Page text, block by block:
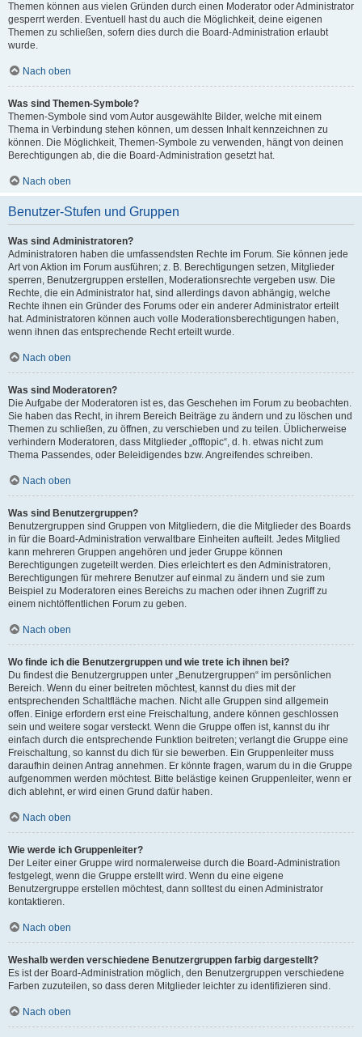
Themen können aus vielen Gründen durch einen Moderator oder Administrator
gesperrt werden. Eventuell hast du auch die Möglichkeit, deine eigenen
Themen zu schließen, sofern dies durch die Board-Administration erlaubt
wurde.
Nach oben
Was sind Themen-Symbole?
Themen-Symbole sind vom Autor ausgewählte Bilder, welche mit einem
Thema in Verbindung stehen können, um dessen Inhalt kennzeichnen zu
können. Die Möglichkeit, Themen-Symbole zu verwenden, hängt von deinen
Berechtigungen ab, die die Board-Administration gesetzt hat.
Nach oben
Benutzer-Stufen und Gruppen
Was sind Administratoren?
Administratoren haben die umfassendsten Rechte im Forum. Sie können jede
Art von Aktion im Forum ausführen; z. B. Berechtigungen setzen, Mitglieder
sperren, Benutzergruppen erstellen, Moderationsrechte vergeben usw. Die
Rechte, die ein Administrator hat, sind allerdings davon abhängig, welche
Rechte ihnen ein Gründer des Forums oder ein anderer Administrator erteilt
hat. Administratoren können auch volle Moderationsberechtigungen haben,
wenn ihnen das entsprechende Recht erteilt wurde.
Nach oben
Was sind Moderatoren?
Die Aufgabe der Moderatoren ist es, das Geschehen im Forum zu beobachten.
Sie haben das Recht, in ihrem Bereich Beiträge zu ändern und zu löschen und
Themen zu schließen, zu öffnen, zu verschieben und zu teilen. Üblicherweise
verhindern Moderatoren, dass Mitglieder „offtopic“, d. h. etwas nicht zum
Thema Passendes, oder Beleidigendes bzw. Angreifendes schreiben.
Nach oben
Was sind Benutzergruppen?
Benutzergruppen sind Gruppen von Mitgliedern, die die Mitglieder des Boards
in für die Board-Administration verwaltbare Einheiten aufteilt. Jedes Mitglied
kann mehreren Gruppen angehören und jeder Gruppe können
Berechtigungen zugeteilt werden. Dies erleichtert es den Administratoren,
Berechtigungen für mehrere Benutzer auf einmal zu ändern und sie zum
Beispiel zu Moderatoren eines Bereichs zu machen oder ihnen Zugriff zu
einem nichtöffentlichen Forum zu geben.
Nach oben
Wo finde ich die Benutzergruppen und wie trete ich ihnen bei?
Du findest die Benutzergruppen unter „Benutzergruppen“ im persönlichen
Bereich. Wenn du einer beitreten möchtest, kannst du dies mit der
entsprechenden Schaltfläche machen. Nicht alle Gruppen sind allgemein
offen. Einige erfordern erst eine Freischaltung, andere können geschlossen
sein und weitere sogar versteckt. Wenn die Gruppe offen ist, kannst du ihr
einfach durch die entsprechende Funktion beitreten; verlangt die Gruppe eine
Freischaltung, so kannst du dich für sie bewerben. Ein Gruppenleiter muss
daraufhin deinen Antrag annehmen. Er könnte fragen, warum du in die Gruppe
aufgenommen werden möchtest. Bitte belästige keinen Gruppenleiter, wenn er
dich ablehnt, er wird einen Grund dafür haben.
Nach oben
Wie werde ich Gruppenleiter?
Der Leiter einer Gruppe wird normalerweise durch die Board-Administration
festgelegt, wenn die Gruppe erstellt wird. Wenn du eine eigene
Benutzergruppe erstellen möchtest, dann solltest du einen Administrator
kontaktieren.
Nach oben
Weshalb werden verschiedene Benutzergruppen farbig dargestellt?
Es ist der Board-Administration möglich, den Benutzergruppen verschiedene
Farben zuzuteilen, so dass deren Mitglieder leichter zu identifizieren sind.
Nach oben